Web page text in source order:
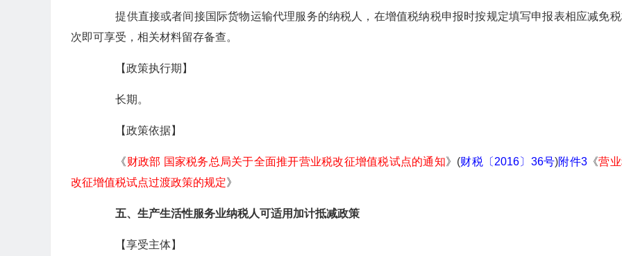
提供直接或者间接国际货物运输代理服务的纳税人，在增值税纳税申报时按规定填写申报表相应减免
次即可享受，相关材料留存备查。
【政策执行期】
长期。
【政策依据】
《财政部 国家税务总局关于全面推开营业税改征增值税试点的通知》(财税〔2016〕36号)附件3《营
改征增值税试点过渡政策的规定》
五、生产生活性服务业纳税人可适用加计抵减政策
【享受主体】